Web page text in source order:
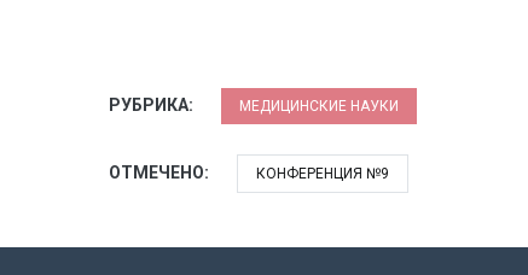
РУБРИКА: МЕДИЦИНСКИЕ НАУКИ
ОТМЕЧЕНО: КОНФЕРЕНЦИЯ №9